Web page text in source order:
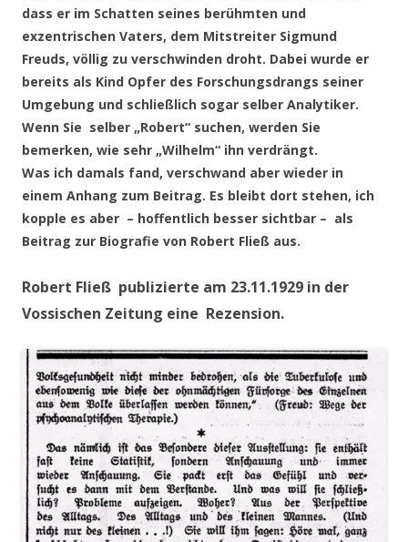
dass er im Schatten seines berühmten und
exzentrischen Vaters, dem Mitstreiter Sigmund
Freuds, völlig zu verschwinden droht. Dabei wurde er
bereits als Kind Opfer des Forschungsdrangs seiner
Umgebung und schließlich sogar selber Analytiker.
Wenn Sie selber „Robert“ suchen, werden Sie
bemerken, wie sehr „Wilhelm“ ihn verdrängt.
Was ich damals fand, verschwand aber wieder in
einem Anhang zum Beitrag. Es bleibt dort stehen, ich
kopple es aber – hoffentlich besser sichtbar – als
Beitrag zur Biografie von Robert Fließ aus.
Robert Fließ publizierte am 23.11.1929 in der
Vossischen Zeitung eine Rezension.